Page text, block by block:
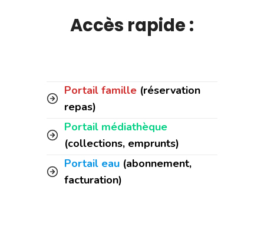
Accès rapide :
Portail famille (réservation
repas)
Portail médiathèque
(collections, emprunts)
Portail eau (abonnement,
facturation)